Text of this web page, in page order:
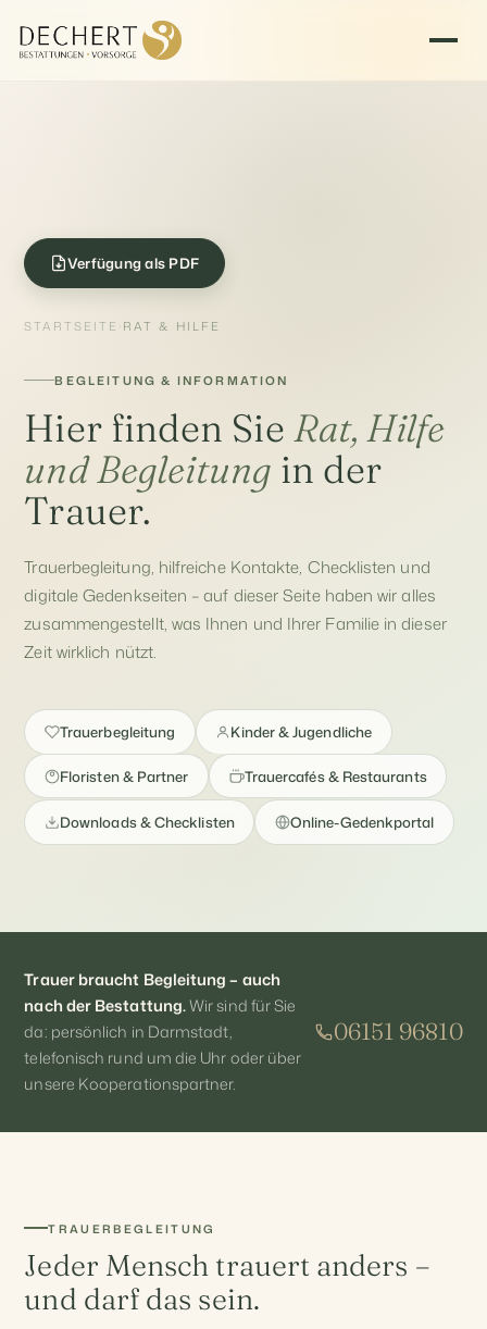
Verfügung als PDF
STARTSEITE RAT & HILFE
BEGLEITUNG & INFORMATION
Hier finden Sie Rat, Hilfe
und Begleitung in der
Trauer.
Trauerbegleitung, hilfreiche Kontakte, Checklisten und
digitale Gedenkseiten – auf dieser Seite haben wir alles
zusammengestellt, was Ihnen und Ihrer Familie in dieser
Zeit wirklich nützt.
Trauerbegleitung Kinder & Jugendliche
Floristen & Partner Trauercafés & Restaurants
Downloads & Checklisten Online-Gedenkportal
Trauer braucht Begleitung – auch
nach der Bestattung.Wir sind für Sie
da: persönlich in Darmstadt,
telefonisch rund um die Uhr oder über
unsere Kooperationspartner.
06151 96810
TRAUERBEGLEITUNG
Jeder Mensch trauert anders –
und darf das sein.